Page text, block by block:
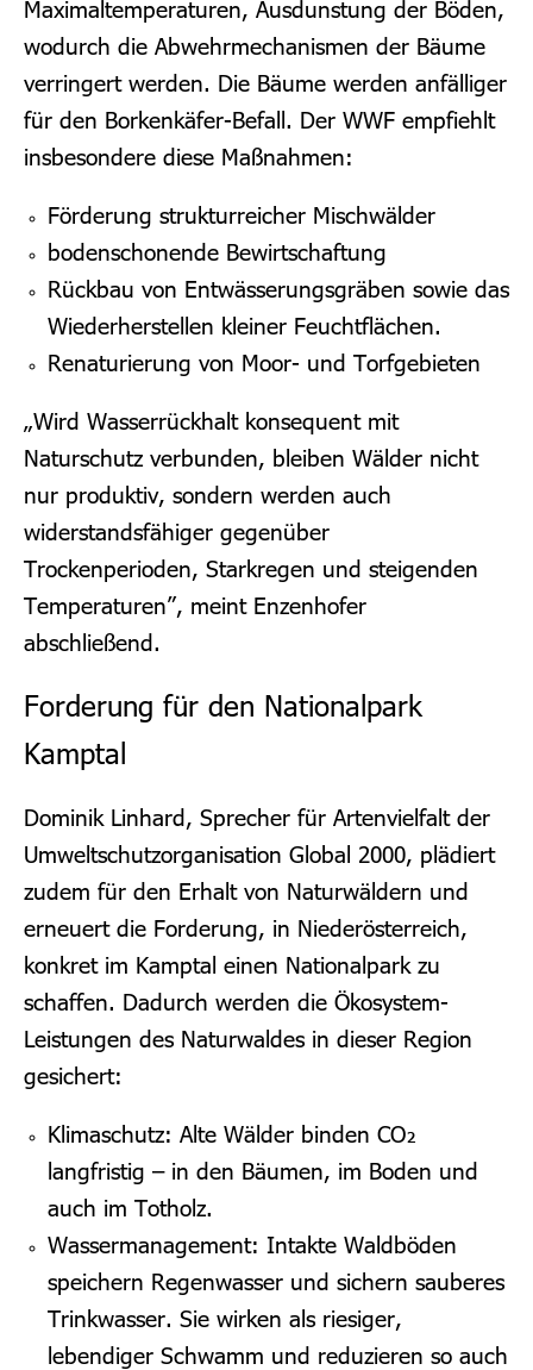
Maximaltemperaturen, Ausdunstung der Böden,
wodurch die Abwehrmechanismen der Bäume
verringert werden. Die Bäume werden anfälliger
für den Borkenkäfer-Befall. Der WWF empfiehlt
insbesondere diese Maßnahmen:
Förderung strukturreicher Mischwälder
bodenschonende Bewirtschaftung
Rückbau von Entwässerungsgräben sowie das
Wiederherstellen kleiner Feuchtflächen.
Renaturierung von Moor- und Torfgebieten
„Wird Wasserrückhalt konsequent mit
Naturschutz verbunden, bleiben Wälder nicht
nur produktiv, sondern werden auch
widerstandsfähiger gegenüber
Trockenperioden, Starkregen und steigenden
Temperaturen”, meint Enzenhofer
abschließend.
Forderung für den Nationalpark
Kamptal
Dominik Linhard, Sprecher für Artenvielfalt der
Umweltschutzorganisation Global 2000, plädiert
zudem für den Erhalt von Naturwäldern und
erneuert die Forderung, in Niederösterreich,
konkret im Kamptal einen Nationalpark zu
schaffen. Dadurch werden die Ökosystem-
Leistungen des Naturwaldes in dieser Region
gesichert:
Klimaschutz: Alte Wälder binden CO₂
langfristig – in den Bäumen, im Boden und
auch im Totholz.
Wassermanagement: Intakte Waldböden
speichern Regenwasser und sichern sauberes
Trinkwasser. Sie wirken als riesiger,
lebendiger Schwamm und reduzieren so auch